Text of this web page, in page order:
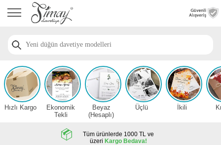
Anasayfa
Davetiye
Nişan
Davetiye
Modelleri
Hızlı Kargo
Ekonomik
Tekli
Beyaz
(Hesaplı)
Üçlü İkili
Tüm ürünlerde 1000 TL ve
üzeri Kargo Bedava!